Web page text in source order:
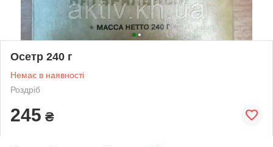
Осетр 240 г
Немає в наявності
Роздріб
245 ₴